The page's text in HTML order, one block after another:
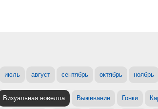
июль август сентябрь октябрь ноябрь
Визуальная новелла Выживание Гонки